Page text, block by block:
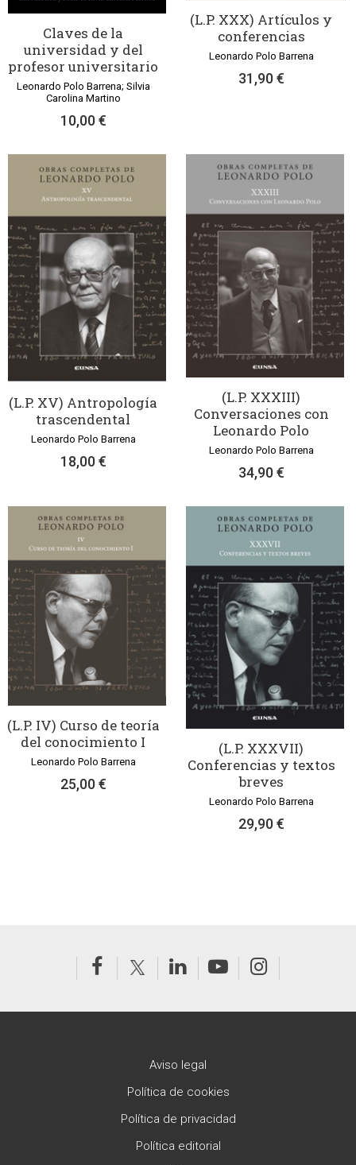
Claves de la
universidad y del
profesor universitario
Leonardo Polo Barrena; Silvia
Carolina Martino
10,00 €
(L.P. XXX) Artículos y
conferencias
Leonardo Polo Barrena
31,90 €
(L.P. XV) Antropología
trascendental
Leonardo Polo Barrena
18,00 €
(L.P. XXXIII)
Conversaciones con
Leonardo Polo
Leonardo Polo Barrena
34,90 €
(L.P. IV) Curso de teoría
del conocimiento I
Leonardo Polo Barrena
25,00 €
(L.P. XXXVII)
Conferencias y textos
breves
Leonardo Polo Barrena
29,90 €
Aviso legal
Política de cookies
Política de privacidad
Política editorial